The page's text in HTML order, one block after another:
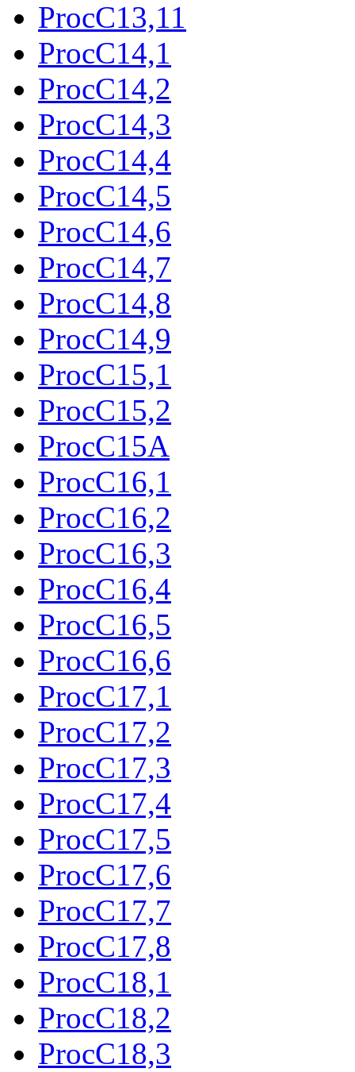
ProcC13,11
ProcC14,1
ProcC14,2
ProcC14,3
ProcC14,4
ProcC14,5
ProcC14,6
ProcC14,7
ProcC14,8
ProcC14,9
ProcC15,1
ProcC15,2
ProcC15A
ProcC16,1
ProcC16,2
ProcC16,3
ProcC16,4
ProcC16,5
ProcC16,6
ProcC17,1
ProcC17,2
ProcC17,3
ProcC17,4
ProcC17,5
ProcC17,6
ProcC17,7
ProcC17,8
ProcC18,1
ProcC18,2
ProcC18,3